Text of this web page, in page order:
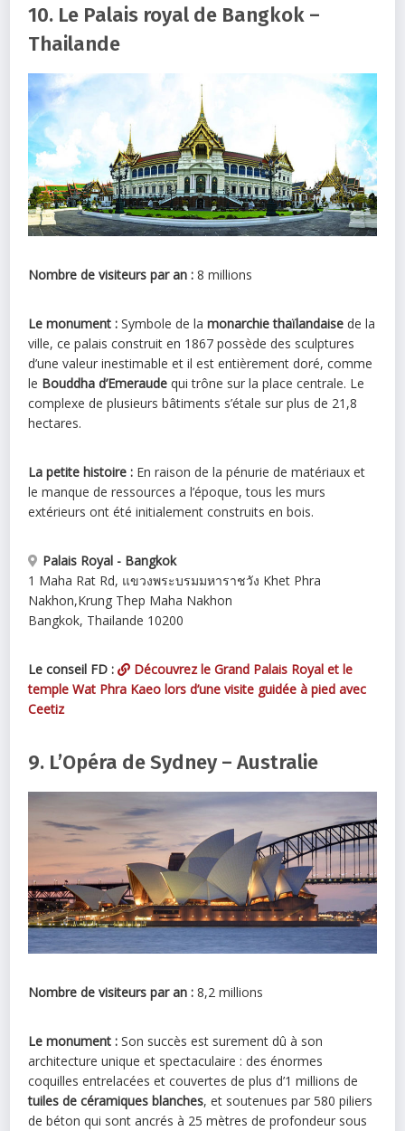
10. Le Palais royal de Bangkok –
Thailande
Nombre de visiteurs par an : 8 millions
Le monument : Symbole de la monarchie thaïlandaise de la
ville, ce palais construit en 1867 possède des sculptures
d’une valeur inestimable et il est entièrement doré, comme
le Bouddha d’Emeraude qui trône sur la place centrale. Le
complexe de plusieurs bâtiments s’étale sur plus de 21,8
hectares.
La petite histoire : En raison de la pénurie de matériaux et
le manque de ressources a l’époque, tous les murs
extérieurs ont été initialement construits en bois.
Palais Royal - Bangkok
1 Maha Rat Rd, แขวงพระบรมมหาราชวัง Khet Phra
Nakhon,Krung Thep Maha Nakhon
Bangkok, Thailande 10200
Le conseil FD :
Découvrez le Grand Palais Royal et le
temple Wat Phra Kaeo lors d’une visite guidée à pied avec
Ceetiz
9. L’Opéra de Sydney – Australie
Nombre de visiteurs par an : 8,2 millions
Le monument : Son succès est surement dû à son
architecture unique et spectaculaire : des énormes
coquilles entrelacées et couvertes de plus d’1 millions de
tuiles de céramiques blanches, et soutenues par 580 piliers
de béton qui sont ancrés à 25 mètres de profondeur sous